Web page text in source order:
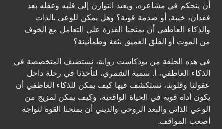
أن يتحكم في مشاعره، ويعيد التوازن إلى قلبه وعقله بعد
فقدان، خيبة، أو صدمة قوية؟ وهل يمكن للوعي بالذات
والذكاء العاطفي أن يمنحنا القدرة على التعامل مع الخوف
من الموت أو القلق العميق بثقة وطمأنينة؟
في هذه الحلقة من بودكاست رواية، نستضيف المتخصصة في
الذكاء العاطفي، أ. سمية الشمري، لتأخذنا في رحلة داخل
عقولنا وقلوبنا، نستكشف فيها كيف يمكن للذكاء العاطفي أن
يكون أداة قوية في الحياة الواقعية، وكيف يمكن لمزيج من
الوعي الذاتي والبعد الروحي والديني أن يمنحنا القوة لنواجه
أصعب المواقف.